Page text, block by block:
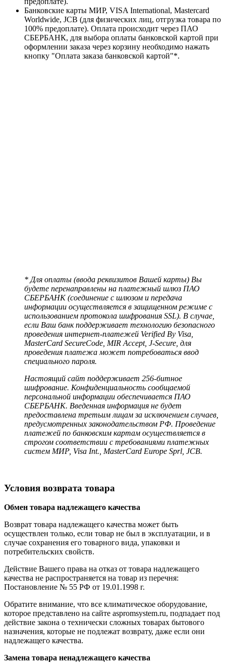
Банковские карты МИР, VISA International, Mastercard
Worldwide, JCB (для физических лиц, отгрузка товара по
100% предоплате). Оплата происходит через ПАО
СБЕРБАНК, для выбора оплаты банковской картой при
оформлении заказа через корзину необходимо нажать
кнопку "Оплата заказа банковской картой"*.
* Для оплаты (ввода реквизитов Вашей карты) Вы
будете перенаправлены на платежный шлюз ПАО
СБЕРБАНК (соединение с шлюзом и передача
информации осуществляется в защищенном режиме с
использованием протокола шифрования SSL). В случае,
если Ваш банк поддерживает технологию безопасного
проведения интернет-платежей Verified By Visa,
MasterCard SecureCode, MIR Accept, J-Secure, для
проведения платежа может потребоваться ввод
специального пароля.
Настоящий сайт поддерживает 256-битное
шифрование. Конфиденциальность сообщаемой
персональной информации обеспечивается ПАО
СБЕРБАНК. Введенная информация не будет
предоставлена третьим лицам за исключением случаев,
предусмотренных законодательством РФ. Проведение
платежей по банковским картам осуществляется в
строгом соответствии с требованиями платежных
систем МИР, Visa Int., MasterCard Europe Sprl, JCB.
Условия возврата товара
Обмен товара надлежащего качества
Возврат товара надлежащего качества может быть
осуществлен только, если товар не был в эксплуатации, и в
случае сохранения его товарного вида, упаковки и
потребительских свойств.
Действие Вашего права на отказ от товара надлежащего
качества не распространяется на товар из перечня:
Постановление № 55 РФ от 19.01.1998 г.
Обратите внимание, что все климатическое оборудование,
которое представлено на сайте aspromsystem.ru, подпадает под
действие закона о технически сложных товарах бытового
назначения, которые не подлежат возврату, даже если они
надлежащего качества.
Замена товара ненадлежащего качества